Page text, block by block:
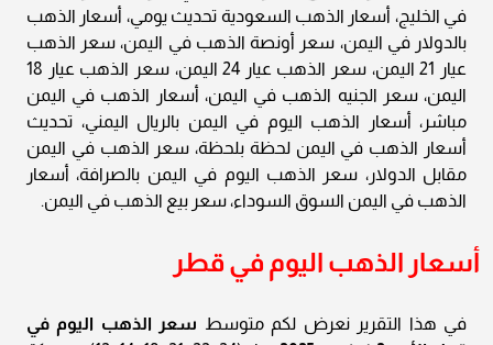
في الخليج، أسعار الذهب السعودية تحديث يومي، أسعار الذهب
بالدولار في اليمن، سعر أونصة الذهب في اليمن، سعر الذهب
عيار 21 اليمن، سعر الذهب عيار 24 اليمن، سعر الذهب عيار 18
اليمن، سعر الجنيه الذهب في اليمن، أسعار الذهب في اليمن
مباشر، أسعار الذهب اليوم في اليمن بالريال اليمني، تحديث
أسعار الذهب في اليمن لحظة بلحظة، سعر الذهب في اليمن
مقابل الدولار، سعر الذهب اليوم في اليمن بالصرافة، أسعار
الذهب في اليمن السوق السوداء، سعر بيع الذهب في اليمن.
أسعار الذهب اليوم في قطر
في هذا التقرير نعرض لكم متوسط سعر الذهب اليوم في